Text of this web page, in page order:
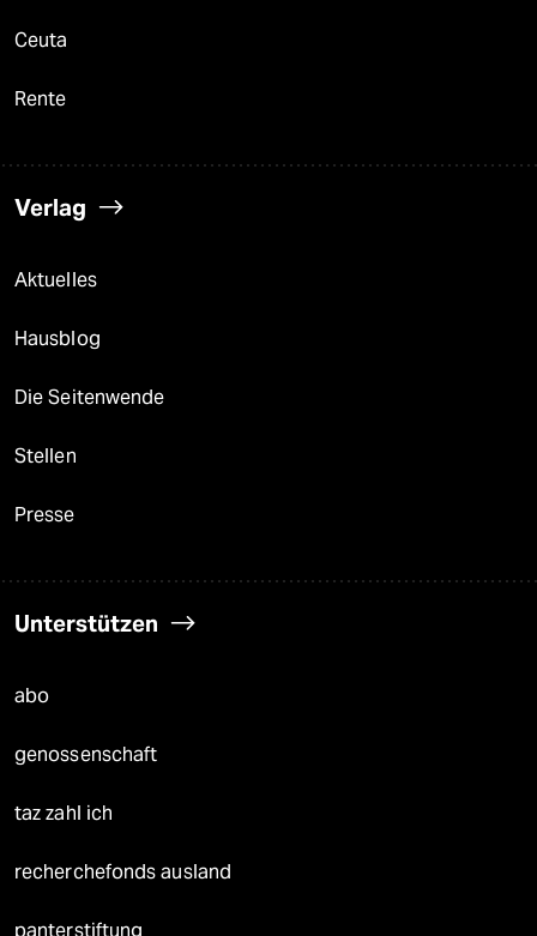
Ceuta
Rente
Verlag
Aktuelles
Hausblog
Die Seitenwende
Stellen
Presse
Unterstützen
abo
genossenschaft
taz zahl ich
recherchefonds ausland
panterstiftung